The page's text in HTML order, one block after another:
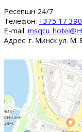
Ресепшн 24/7
Tелефон: +375 17
E-mail:
Адрес: г. Минск ул. М.